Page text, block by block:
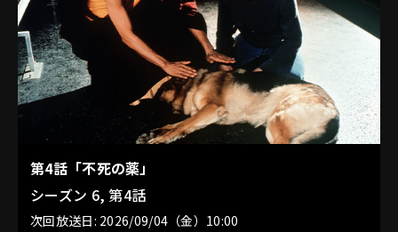
第4話「不死の薬」
シーズン 6, 第4話
次回放送日: 2026/09/04（金）10:00